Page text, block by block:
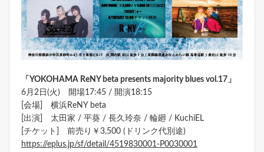
「YOKOHAMA ReNY beta presents majority blues vol.17 」
6月2日(火) 開場17:45 / 開演18:15
[会場] 横浜ReNY beta
[出演] 太田家 / 平葵 / 長久玲奈 / 輪廻 / KuchiEL
[チケット] 前売り￥3,500 (ドリンク代別途)
https://eplus.jp/sf/detail/4519830001-P0030001